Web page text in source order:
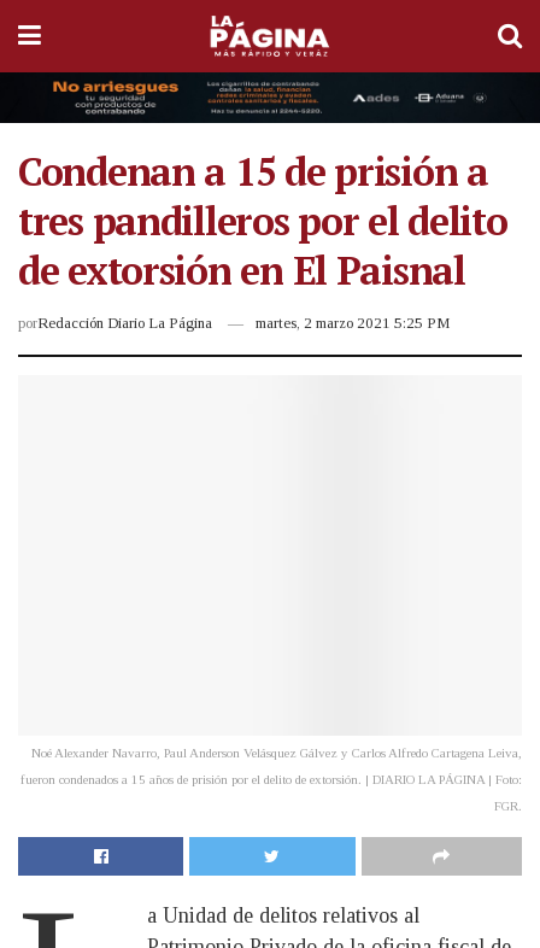
Condenan a 15 de prisión a
tres pandilleros por el delito
de extorsión en El Paisnal
porRedacción Diario La Página martes, 2 marzo 2021 5:25 PM
Noé Alexander Navarro, Paul Anderson Velásquez Gálvez y Carlos Alfredo Cartagena Leiva,
fueron condenados a 15 años de prisión por el delito de extorsión. | DIARIO LA PÁGINA | Foto:
FGR.
a Unidad de delitos relativos al